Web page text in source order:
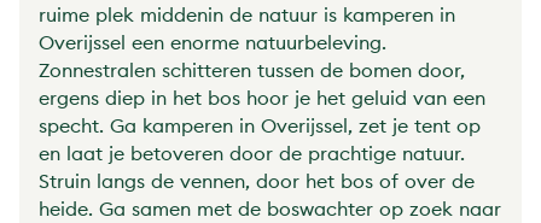
ruime plek middenin de natuur is kamperen in
Overijssel een enorme natuurbeleving.
Zonnestralen schitteren tussen de bomen door,
ergens diep in het bos hoor je het geluid van een
specht. Ga kamperen in Overijssel, zet je tent op
en laat je betoveren door de prachtige natuur.
Struin langs de vennen, door het bos of over de
heide. Ga samen met de boswachter op zoek naar